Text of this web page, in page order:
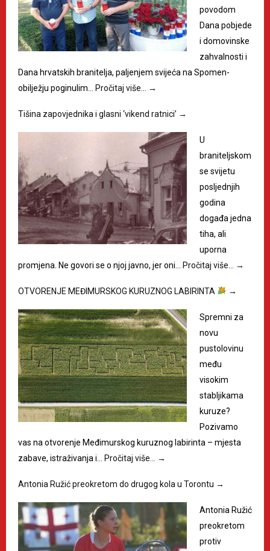
povodom
Dana pobjede
i domovinske
zahvalnosti i
Dana hrvatskih branitelja, paljenjem svijeća na Spomen-
obilježju poginulim…
Pročitaj više… →
Tišina zapovjednika i glasni ‘vikend ratnici’ →
U
braniteljskom
se svijetu
posljednjih
godina
događa jedna
tiha, ali
uporna
promjena. Ne govori se o njoj javno, jer oni…
Pročitaj više… →
OTVORENJE MEĐIMURSKOG KURUZNOG LABIRINTA →
Spremni za
novu
pustolovinu
među
visokim
stabljikama
kuruze?
Pozivamo
vas na otvorenje Međimurskog kuruznog labirinta – mjesta
zabave, istraživanja i…
Pročitaj više… →
Antonia Ružić preokretom do drugog kola u Torontu →
Antonia Ružić
preokretom
protiv